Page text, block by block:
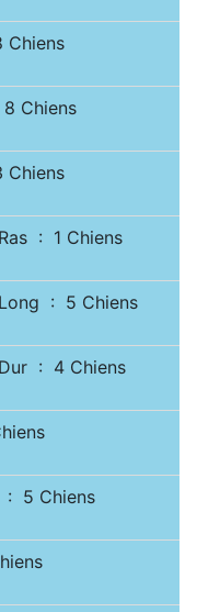
Chiens
Chiens
Chiens
: 1 Chiens
Long : 5 Chiens
Dur : 4 Chiens
: 5 Chiens